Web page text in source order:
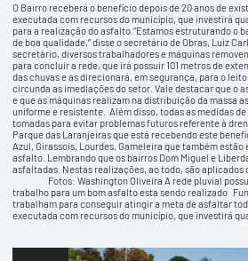
O Bairro receberá o benefício depois de 20 anos de
executada com recursos do município, que investirá
para a realização do asfalto.“Estamos estruturando o
de boa qualidade,” disse o secretário de Obras, Luiz
secretário, diversos trabalhadores e máquinas
para concluir a rede, que irá possuir 101 metros de
das chuvas e as direcionará, em segurança, para o
circunda as imediações do setor. Vale destacar que o
e que as máquinas realizam na distribuição da massa
uniforme e resistente. Além disso, todas as medidas
tomadas para evitar problemas futuros referente à
Parque das Laranjeiras que está recebendo este
Azul, Girassois, Lourdes, Gameleira que também estão
asfalto. Lembrando que os bairros Dom Miguel e
asfaltadas. Nestas realizações, ao todo, são aplicados
Fotos: Washington Oliveira A rede pluvial possui
trabalho para um bom asfalto esta sendo realizado
trabalham para conseguir atingir a meta de asfaltar
executada com recursos do município, que investirá